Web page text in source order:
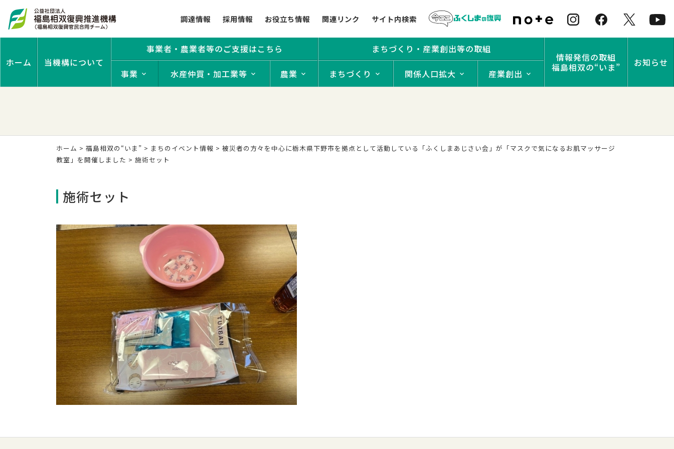
調達情報 採用情報 お役立ち情報 関連リンク サイト内検索
ホーム 当機構について
事業者・農業者等のご支援はこちら
事業 水産仲買・加工業等 農業
まちづくり・産業創出等の取組
まちづくり 関係人口拡大 産業創出
情報発信の取組
福島相双の“いま”
お知らせ
ホーム > 福島相双の“いま” > まちのイベント情報 > 被災者の方々を中心に栃木県下野市を拠点として活動している「ふくしまあじさい会」が「マスクで気になるお肌マッサージ
教室」を開催しました > 施術セット
施術セット